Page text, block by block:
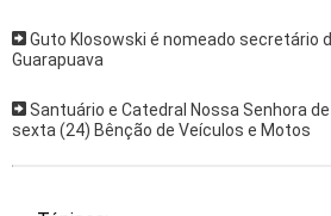
Guto Klosowski é nomeado secretário
Guarapuava
Santuário e Catedral Nossa Senhora
sexta (24) Bênção de Veículos e Motos